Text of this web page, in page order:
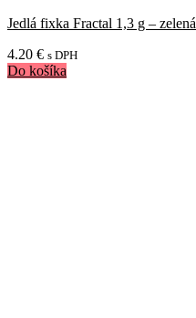
Jedlá fixka Fractal 1,3 g – zelená
4.20 € s DPH
Do košíka